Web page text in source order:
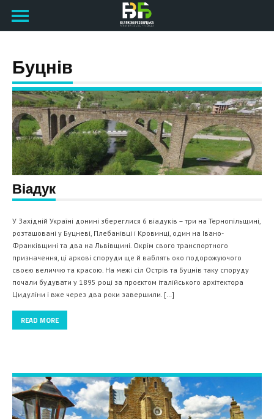
Буцнів
Віадук
У Західній Україні донині збереглися 6 віадуків – три на Тернопільщині,
розташовані у Буцневі, Плебанівці і Кровинці, один на Івано-
Франківщині та два на Львівщині. Окрім свого транспортного
призначення, ці аркові споруди ще й ваблять око подорожуючого
своєю величчю та красою. На межі сіл Острів та Буцнів таку споруду
почали будувати у 1895 році за проєктом італійського архітектора
Цидуліни і вже через два роки завершили. […]
READ MORE